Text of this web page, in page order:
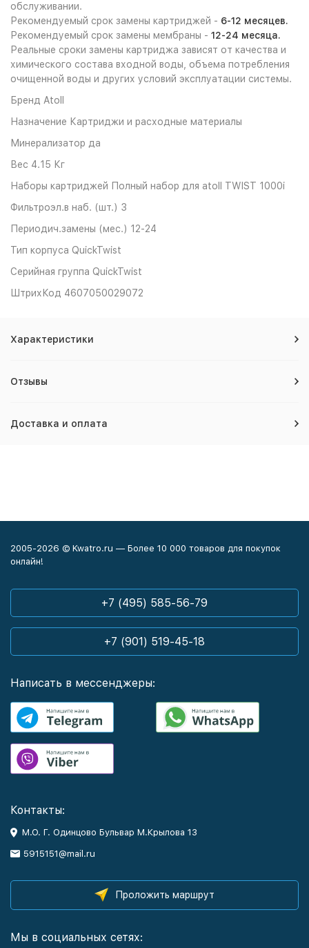
обслуживании.
Рекомендуемый срок замены картриджей - 6-12 месяцев.
Рекомендуемый срок замены мембраны - 12-24 месяца.
Реальные сроки замены картриджа зависят от качества и
химического состава входной воды, объема потребления
очищенной воды и других условий эксплуатации системы.
Бренд Atoll
Назначение Картриджи и расходные материалы
Минерализатор да
Вес 4.15 Кг
Наборы картриджей Полный набор для atoll TWIST 1000i
Фильтроэл.в наб. (шт.) 3
Периодич.замены (мес.) 12-24
Тип корпуса QuickTwist
Серийная группа QuickTwist
ШтрихКод 4607050029072
Характеристики
Отзывы
Доставка и оплата
2005-2026 © Kwatro.ru — Более 10 000 товаров для покупок
онлайн!
+7 (495) 585-56-79
+7 (901) 519-45-18
Написать в мессенджеры:
Контакты:
М.О. Г. Одинцово Бульвар М.Крылова 13
5915151@mail.ru
Проложить маршрут
Мы в социальных сетях: